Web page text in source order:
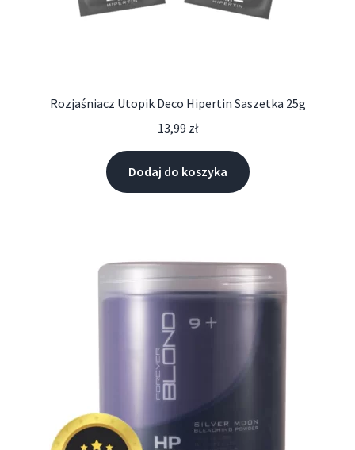
Rozjaśniacz Utopik Deco Hipertin Saszetka 25g
13,99 zł
Dodaj do koszyka